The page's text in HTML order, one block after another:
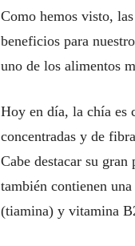
Como hemos visto,
beneficios para
uno de los alimentos
Hoy en día, la chía es
concentradas y de
Cabe destacar su
también contienen
(tiamina) y vitamina